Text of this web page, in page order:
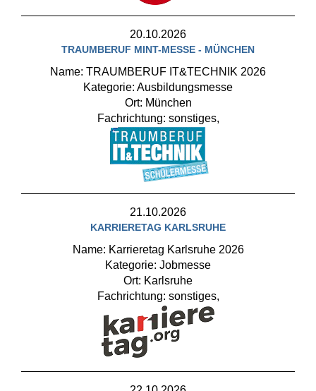
20.10.2026
TRAUMBERUF MINT-MESSE - MÜNCHEN
Name: TRAUMBERUF IT&TECHNIK 2026
Kategorie: Ausbildungsmesse
Ort: München
Fachrichtung: sonstiges,
21.10.2026
KARRIERETAG KARLSRUHE
Name: Karrieretag Karlsruhe 2026
Kategorie: Jobmesse
Ort: Karlsruhe
Fachrichtung: sonstiges,